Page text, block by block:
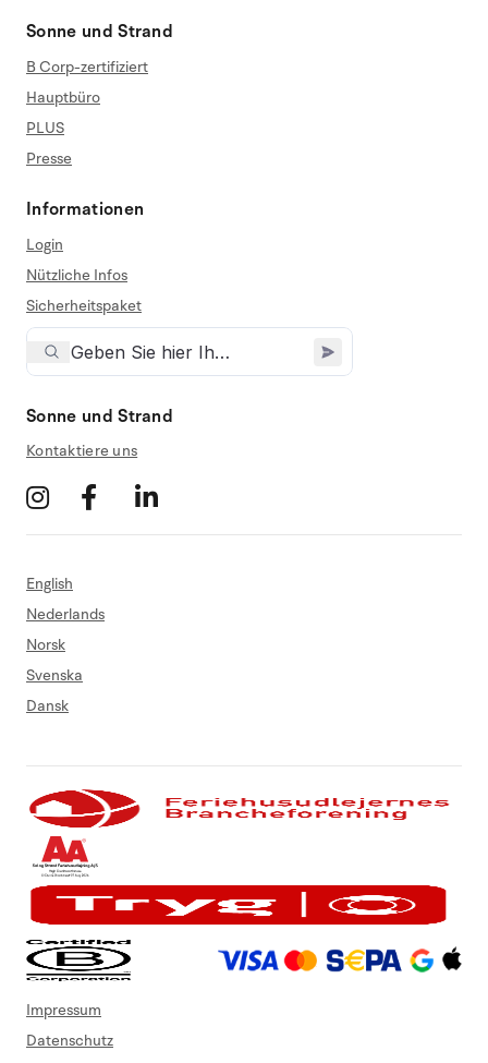
Sonne und Strand
B Corp-zertifiziert
Hauptbüro
PLUS
Presse
Informationen
Login
Nützliche Infos
Sicherheitspaket
Sonne und Strand
Kontaktiere uns
English
Nederlands
Norsk
Svenska
Dansk
Impressum
Datenschutz